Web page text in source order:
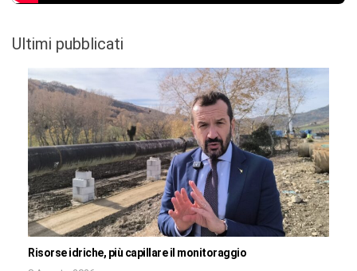
Ultimi pubblicati
Risorse idriche, più capillare il monitoraggio